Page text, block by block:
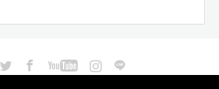
Instagram